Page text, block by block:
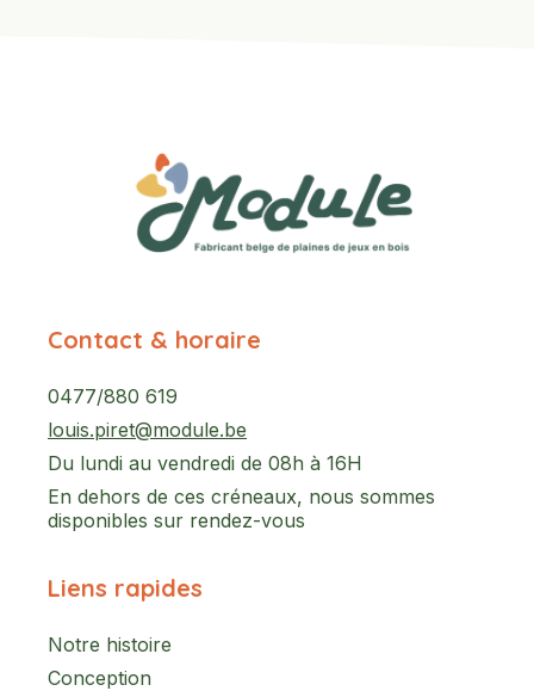
Contact & horaire
0477/880 619
louis.piret@module.be
Du lundi au vendredi de 08h à 16H
En dehors de ces créneaux, nous sommes
disponibles sur rendez-vous
Liens rapides
Notre histoire
Conception